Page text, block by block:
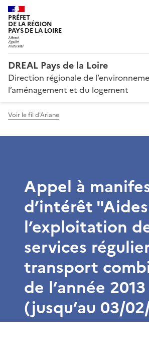
PRÉFET
DE LA RÉGION
PAYS DE LA LOIRE
DREAL Pays de la Loire
Direction régionale de
l’aménagement et du logement
Voir le fil d'Ariane
Appel à
d’intérêt
l’exploitation
services
transport
de l’année 2013
(jusqu’au 03/